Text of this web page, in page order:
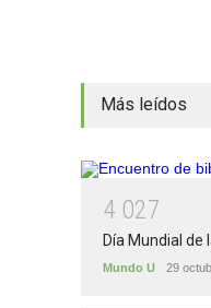
Más leídos
4 027
Día Mundial de
Mundo U 29